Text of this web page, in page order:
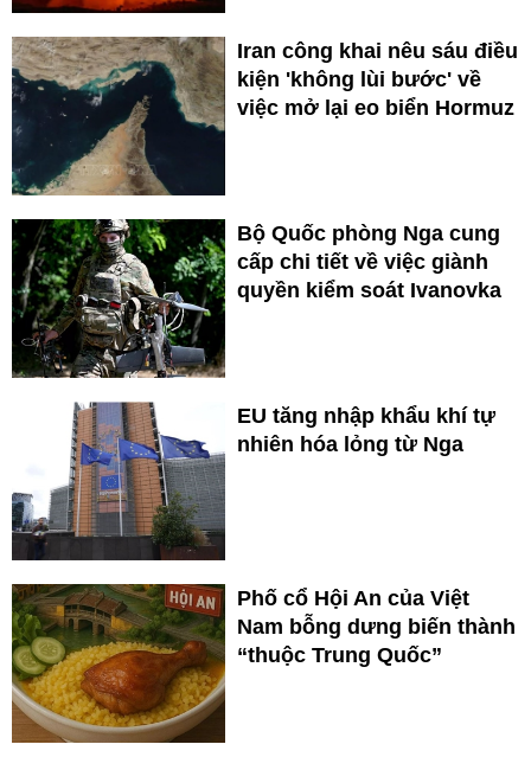
Iran công khai nêu sáu điều
kiện 'không lùi bước' về
việc mở lại eo biển Hormuz
Bộ Quốc phòng Nga cung
cấp chi tiết về việc giành
quyền kiểm soát Ivanovka
EU tăng nhập khẩu khí tự
nhiên hóa lỏng từ Nga
Phố cổ Hội An của Việt
Nam bỗng dưng biến thành
“thuộc Trung Quốc”